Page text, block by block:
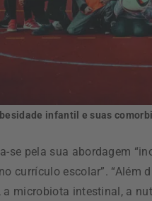
infantil e suas
se pela sua abordagem
currículo escolar”. “Além
microbiota intestinal, a